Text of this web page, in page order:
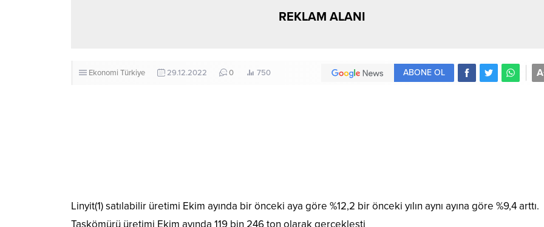
REKLAM ALANI
Ekonomi Türkiye 29.12.2022 0 750 A
ABONE OL
Linyit(1) satılabilir üretimi Ekim ayında bir önceki aya göre %12,2 bir önceki yılın aynı ayına göre %9,4 arttı.